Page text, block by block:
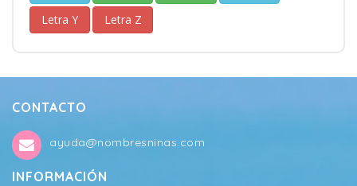
Letra Y
Letra Z
CONTACTO
ayuda@nombresninas.com
INFORMACIÓN